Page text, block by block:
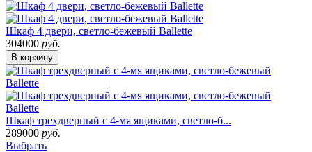
Шкаф 4 двери, светло-бежевый Ballette
304000 руб.
В корзину
Шкаф трехдверный c 4-мя ящиками, светло-б...
289000 руб.
Выбрать